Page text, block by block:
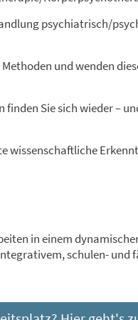
psychiatrisch/
und wenden
finden Sie sich wieder –
wissenschaftliche
in einem
schulen- und